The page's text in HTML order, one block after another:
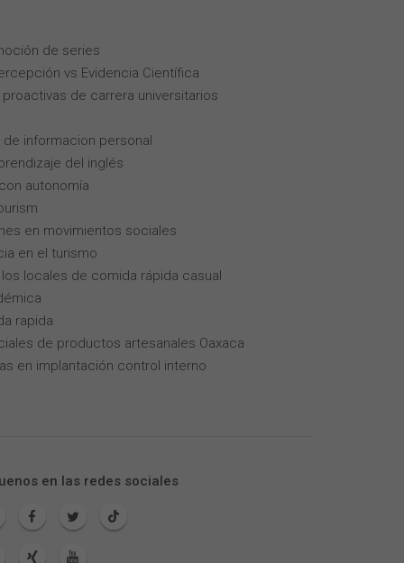
de series
vs Evidencia Científica
de carrera universitarios
informacion personal
del inglés
autonomía
en movimientos sociales
en el turismo
locales de comida rápida casual
rapida
de productos artesanales Oaxaca
en implantación control interno
en las redes sociales